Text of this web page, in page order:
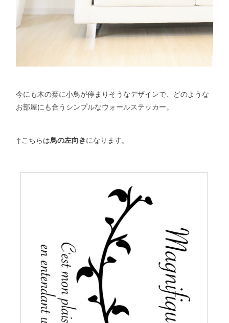
今にも木の葉に小鳥が停まりそうなデザインで、どのような
お部屋にも合うシンプルなウォールステッカー。
↑こちらは鳥の左向きになります。